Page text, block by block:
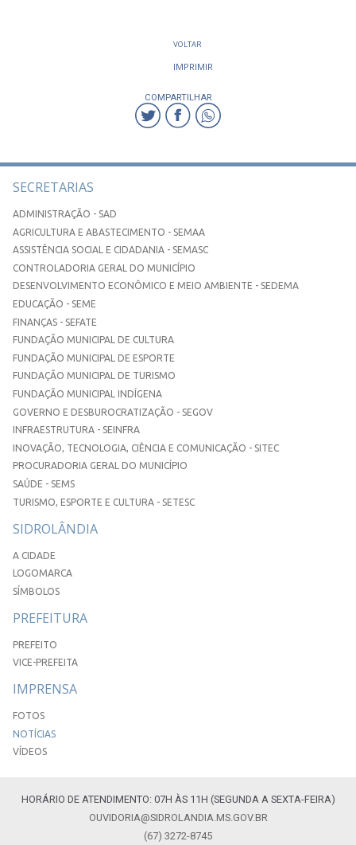
VOLTAR
IMPRIMIR
COMPARTILHAR
SECRETARIAS
ADMINISTRAÇÃO - SAD
AGRICULTURA E ABASTECIMENTO - SEMAA
ASSISTÊNCIA SOCIAL E CIDADANIA - SEMASC
CONTROLADORIA GERAL DO MUNICÍPIO
DESENVOLVIMENTO ECONÔMICO E MEIO AMBIENTE - SEDEMA
EDUCAÇÃO - SEME
FINANÇAS - SEFATE
FUNDAÇÃO MUNICIPAL DE CULTURA
FUNDAÇÃO MUNICIPAL DE ESPORTE
FUNDAÇÃO MUNICIPAL DE TURISMO
FUNDAÇÃO MUNICIPAL INDÍGENA
GOVERNO E DESBUROCRATIZAÇÃO - SEGOV
INFRAESTRUTURA - SEINFRA
INOVAÇÃO, TECNOLOGIA, CIÊNCIA E COMUNICAÇÃO - SITEC
PROCURADORIA GERAL DO MUNICÍPIO
SAÚDE - SEMS
TURISMO, ESPORTE E CULTURA - SETESC
SIDROLÂNDIA
A CIDADE
LOGOMARCA
SÍMBOLOS
PREFEITURA
PREFEITO
VICE-PREFEITA
IMPRENSA
FOTOS
NOTÍCIAS
VÍDEOS
HORÁRIO DE ATENDIMENTO: 07H ÀS 11H (SEGUNDA A SEXTA-FEIRA)
OUVIDORIA@SIDROLANDIA.MS.GOV.BR
(67) 3272-8745